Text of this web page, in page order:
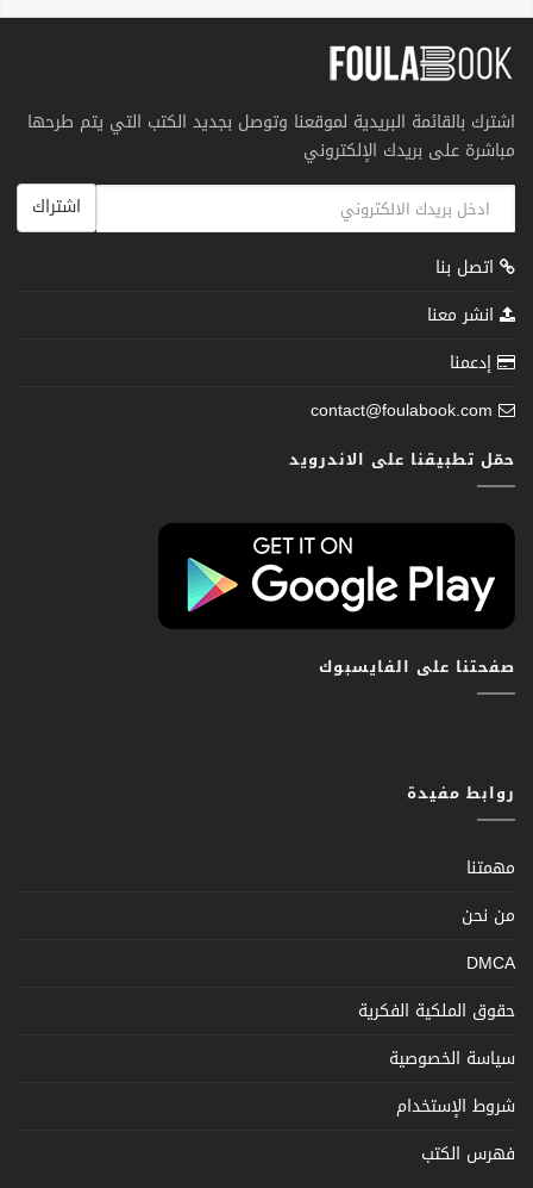
اشترك بالقائمة البريدية لموقعنا وتوصل بجديد الكتب التي يتم طرحها
مباشرة على بريدك الإلكتروني
اشتراك
اتصل بنا
انشر معنا
إدعمنا
contact@foulabook.com
حمّل تطبيقنا على الاندرويد
صفحتنا على الفايسبوك
روابط مفيدة
مهمتنا
من نحن
DMCA
حقوق الملكية الفكرية
سياسة الخصوصية
شروط الإستخدام
فهرس الكتب